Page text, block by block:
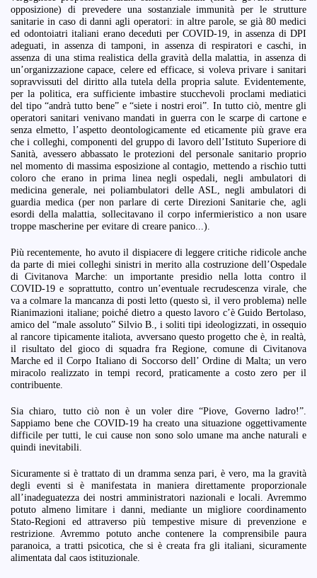
opposizione) di prevedere una sostanziale immunità per le strutture
sanitarie in caso di danni agli operatori: in altre parole, se già 80 medici
ed odontoiatri italiani erano deceduti per COVID-19, in assenza di DPI
adeguati, in assenza di tamponi, in assenza di respiratori e caschi, in
assenza di una stima realistica della gravità della malattia, in assenza di
un’organizzazione capace, celere ed efficace, si voleva privare i sanitari
sopravvissuti del diritto alla tutela della propria salute. Evidentemente,
per la politica, era sufficiente imbastire stucchevoli proclami mediatici
del tipo “andrà tutto bene” e “siete i nostri eroi”. In tutto ciò, mentre gli
operatori sanitari venivano mandati in guerra con le scarpe di cartone e
senza elmetto, l’aspetto deontologicamente ed eticamente più grave era
che i colleghi, componenti del gruppo di lavoro dell’Istituto Superiore di
Sanità, avessero abbassato le protezioni del personale sanitario proprio
nel momento di massima esposizione al contagio, mettendo a rischio tutti
coloro che erano in prima linea negli ospedali, negli ambulatori di
medicina generale, nei poliambulatori delle ASL, negli ambulatori di
guardia medica (per non parlare di certe Direzioni Sanitarie che, agli
esordi della malattia, sollecitavano il corpo infermieristico a non usare
troppe mascherine per evitare di creare panico...).
Più recentemente, ho avuto il dispiacere di leggere critiche ridicole anche
da parte di miei colleghi sinistri in merito alla costruzione dell’Ospedale
di Civitanova Marche: un importante presidio nella lotta contro il
COVID-19 e soprattutto, contro un’eventuale recrudescenza virale, che
va a colmare la mancanza di posti letto (questo sì, il vero problema) nelle
Rianimazioni italiane; poiché dietro a questo lavoro c’è Guido Bertolaso,
amico del “male assoluto” Silvio B., i soliti tipi ideologizzati, in ossequio
al rancore tipicamente italiota, avversano questo progetto che è, in realtà,
il risultato del gioco di squadra fra Regione, comune di Civitanova
Marche ed il Corpo Italiano di Soccorso dell’ Ordine di Malta; un vero
miracolo realizzato in tempi record, praticamente a costo zero per il
contribuente.
Sia chiaro, tutto ciò non è un voler dire “Piove, Governo ladro!”.
Sappiamo bene che COVID-19 ha creato una situazione oggettivamente
difficile per tutti, le cui cause non sono solo umane ma anche naturali e
quindi inevitabili.
Sicuramente si è trattato di un dramma senza pari, è vero, ma la gravità
degli eventi si è manifestata in maniera direttamente proporzionale
all’inadeguatezza dei nostri amministratori nazionali e locali. Avremmo
potuto almeno limitare i danni, mediante un migliore coordinamento
Stato-Regioni ed attraverso più tempestive misure di prevenzione e
restrizione. Avremmo potuto anche contenere la comprensibile paura
paranoica, a tratti psicotica, che si è creata fra gli italiani, sicuramente
alimentata dal caos istituzionale.